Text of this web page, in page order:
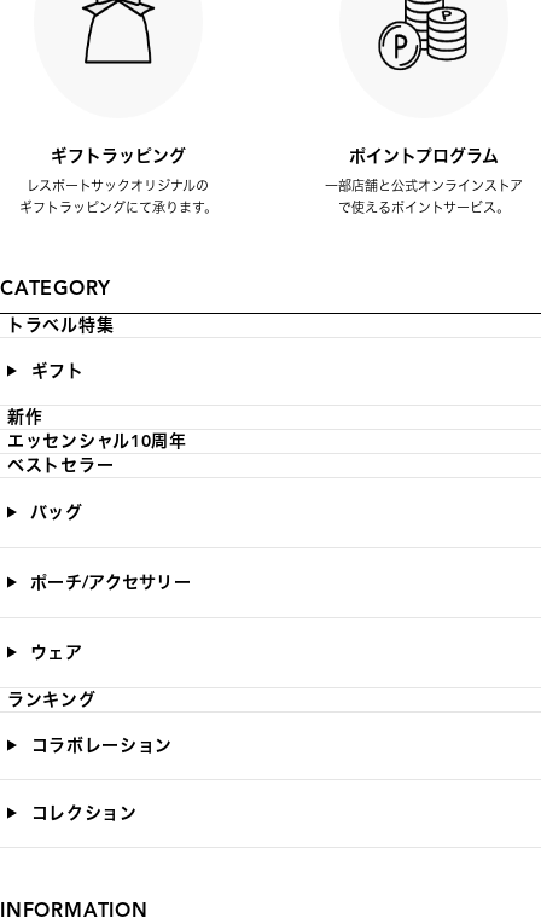
ギフトラッピング
レスポートサックオリジナルの
ギフトラッピングにて承ります。
ポイントプログラム
一部店舗と公式オンラインストア
で使えるポイントサービス。
CATEGORY
トラベル特集
ギフト
新作
エッセンシャル10周年
ベストセラー
バッグ
ポーチ/アクセサリー
ウェア
ランキング
コラボレーション
コレクション
INFORMATION